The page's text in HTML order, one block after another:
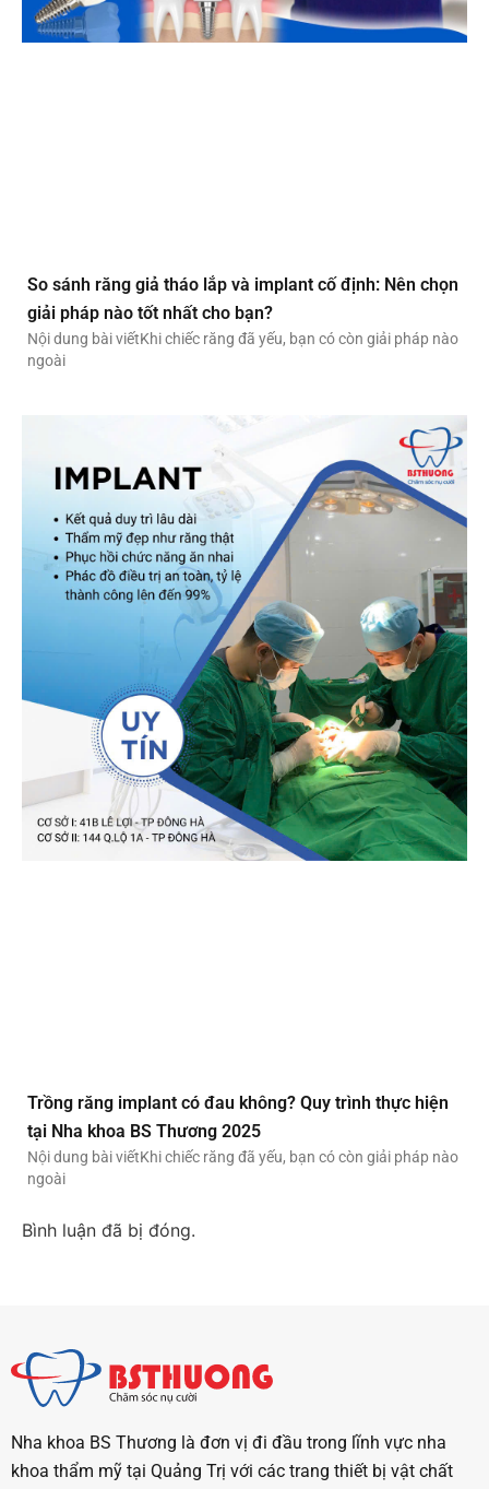
So sánh răng giả tháo lắp và implant cố định: Nên chọn
giải pháp nào tốt nhất cho bạn?
Nội dung bài viếtKhi chiếc răng đã yếu, bạn có còn giải pháp nào
ngoài
Trồng răng implant có đau không? Quy trình thực hiện
tại Nha khoa BS Thương 2025
Nội dung bài viếtKhi chiếc răng đã yếu, bạn có còn giải pháp nào
ngoài
Bình luận đã bị đóng.
Nha khoa BS Thương là đơn vị đi đầu trong lĩnh vực nha
khoa thẩm mỹ tại Quảng Trị với các trang thiết bị vật chất